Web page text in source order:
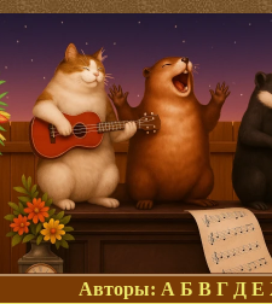
Авторы: А Б В Г Д Е